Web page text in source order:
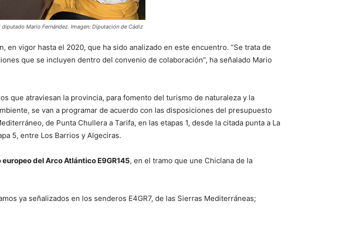
Mario Fernández. Imagen: Diputación de Cádiz
en vigor hasta el 2020, que ha sido analizado en este encuentro. “Se trata de
que se incluyen dentro del convenio de colaboración”, ha señalado Mario
que atraviesan la provincia, para fomento del turismo de naturaleza y la
se van a programar de acuerdo con las disposiciones del presupuesto
de Punta Chullera a Tarifa, en las etapas 1, desde la citada punta a La
5, entre Los Barrios y Algeciras.
del Arco Atlántico E9GR145, en el tramo que une Chiclana de la
ya señalizados en los senderos E4GR7, de las Sierras Mediterráneas;